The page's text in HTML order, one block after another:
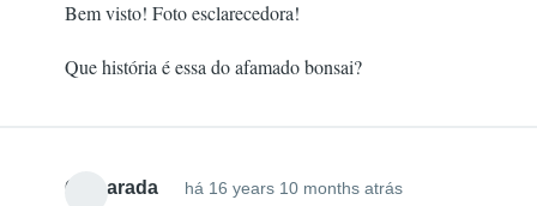
Bem visto! Foto esclarecedora!
Que história é essa do afamado bonsai?
Camarada há 16 years 10 months atrás